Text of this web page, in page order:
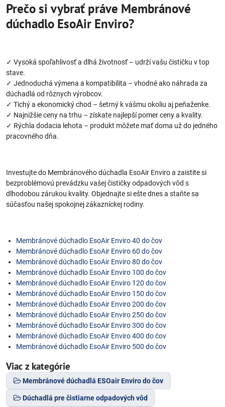
Prečo si vybrať práve Membránové
dúchadlo EsoAir Enviro?
✓ Vysoká spoľahlivosť a dlhá životnosť – udrží vašu čističku v top
stave.
✓ Jednoduchá výmena a kompatibilita – vhodné ako náhrada za
dúchadlá od rôznych výrobcov.
✓ Tichý a ekonomický chod – šetrný k vášmu okoliu aj peňaženke.
✓ Najnižšie ceny na trhu – získate najlepší pomer ceny a kvality.
✓ Rýchla dodacia lehota – produkt môžete mať doma už do jedného
pracovného dňa.
Investujte do Membránového dúchadla EsoAir Enviro a zaistite si
bezproblémovú prevádzku vašej čističky odpadových vôd s
dlhodobou zárukou kvality. Objednajte si ešte dnes a staňte sa
súčasťou našej spokojnej zákazníckej rodiny.
Membránové dúchadlo EsoAir Enviro 40 do čov
Membránové dúchadlo EsoAir Enviro 60 do čov
Membránové dúchadlo EsoAir Enviro 80 do čov
Membránové dúchadlo EsoAir Enviro 100 do čov
Membránové dúchadlo EsoAir Enviro 120 do čov
Membránové dúchadlo EsoAir Enviro 150 do čov
Membránové dúchadlo EsoAir Enviro 200 do čov
Membránové dúchadlo EsoAir Enviro 250 do čov
Membránové dúchadlo EsoAir Enviro 300 do čov
Membránové dúchadlo EsoAir Enviro 400 do čov
Membránové dúchadlo EsoAir Enviro 500 do čov
Viac z kategórie
Membránové dúchadlá ESOair Enviro do čov
Dúchadlá pre čistiarne odpadových vôd